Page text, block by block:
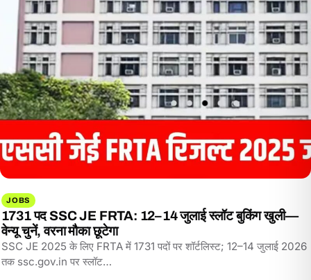
JOBS
1731 पद SSC JE FRTA: 12–14 जुलाई स्लॉट बुकिंग खुली—
वेन्यू चुनें, वरना मौका छूटेगा
SSC JE 2025 के लिए FRTA में 1731 पदों पर शॉर्टलिस्ट; 12–14 जुलाई 2026
तक ssc.gov.in पर स्लॉट…